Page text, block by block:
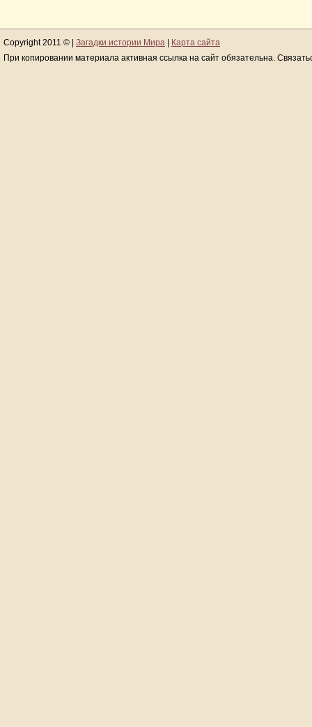
Copyright 2011 © | Загадки истории Мира
Карта сайта
При копировании материала активная ссылка на сайт обязательна.